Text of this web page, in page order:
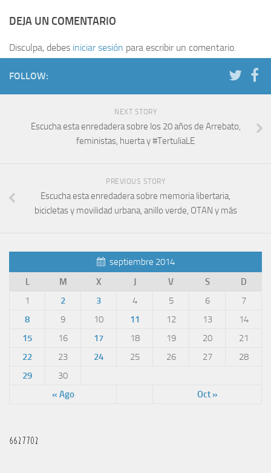
DEJA UN COMENTARIO
Disculpa, debes iniciar sesión para escribir un comentario.
FOLLOW:
NEXT STORY
Escucha esta enredadera sobre los 20 años de Arrebato,
feministas, huerta y #TertuliaLE
PREVIOUS STORY
Escucha esta enredadera sobre memoria libertaria,
bicicletas y movilidad urbana, anillo verde, OTAN y más
septiembre 2014
L
M X J V S D
« Ago Oct »
1 2 3 4 5 6
7
8
9 10 11 12 13
14
15
16 17 18 19 20
21
22
23 24 25 26 27
28
29
30